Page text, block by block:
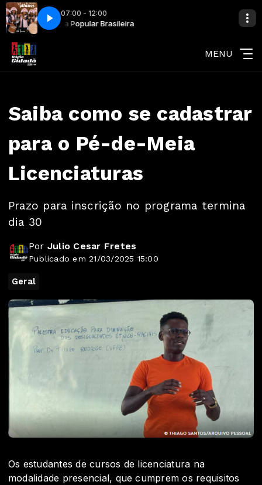
07:00 - 12:00
Cida Popular Brasileira
Banda de Pifanos - São João
Cida Samba
MENU
Saiba como se cadastrar
para o Pé-de-Meia
Licenciaturas
Prazo para inscrição no programa termina
dia 30
Por Julio Cesar Fretes
Publicado em 21/03/2025 15:00
Geral
Os estudantes de cursos de licenciatura na
modalidade presencial, que cumprem os requisitos